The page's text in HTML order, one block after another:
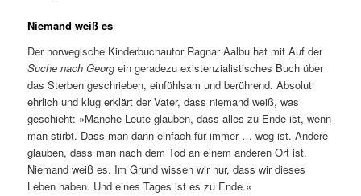
Niemand weiß es
Der norwegische Kinderbuchautor Ragnar Aalbu hat mit Auf der
Suche nach Georg ein geradezu existenzialistisches Buch über
das Sterben geschrieben, einfühlsam und berührend. Absolut
ehrlich und klug erklärt der Vater, dass niemand weiß, was
geschieht: »Manche Leute glauben, dass alles zu Ende ist, wenn
man stirbt. Dass man dann einfach für immer … weg ist. Andere
glauben, dass man nach dem Tod an einem anderen Ort ist.
Niemand weiß es. Im Grund wissen wir nur, dass wir dieses
Leben haben. Und eines Tages ist es zu Ende.«